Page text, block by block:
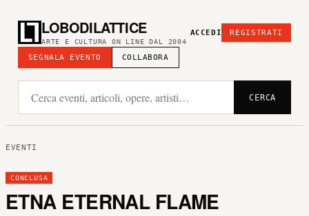
LOBODILATTICE
ARTE E CULTURA ON LINE DAL 2004
SEGNALA EVENTO COLLABORA
ACCEDI REGISTRATI
CERCA
EVENTI
CONCLUSA
ETNA ETERNAL FLAME